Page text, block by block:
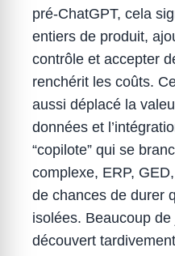
pré-ChatGPT, cela
entiers de produit,
contrôle et accepter
renchérit les coûts.
aussi déplacé la
données et
“copilote” qui se
complexe, ERP,
de chances de durer
isolées. Beaucoup
découvert